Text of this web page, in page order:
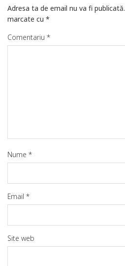
Adresa ta de email nu va fi publicată.
marcate cu *
Comentariu *
Nume *
Email *
Site web